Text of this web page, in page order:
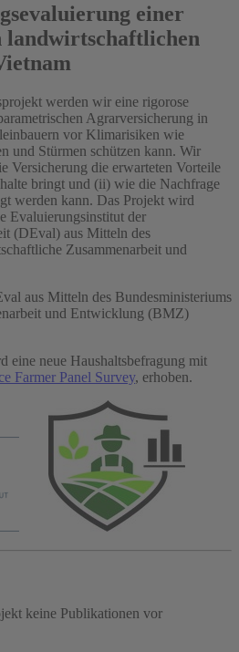
einer
landwirtschaftlichen
werden wir eine rigorose
Agrarversicherung in
vor Klimarisiken wie
und Stürmen schützen kann. Wir
Versicherung die erwarteten Vorteile
bringt und (ii) wie die Nachfrage
werden kann. Das Projekt wird
Evaluierungsinstitut der
(DEval) aus Mitteln des
Zusammenarbeit und
aus Mitteln des Bundesministeriums
und Entwicklung (BMZ)
eine neue Haushaltsbefragung mit
Farmer Panel Survey, erhoben.
keine Publikationen vor